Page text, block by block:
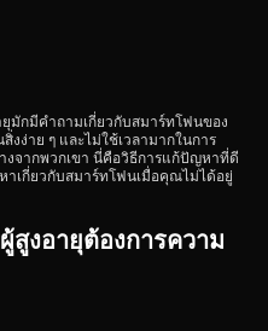
มักมีคำถามเกี่ยวกับสมาร์ทโฟนของ
งง่าย ๆ และไม่ใช้เวลามากในการ
งจากพวกเขา นี่คือวิธีการแก้ปัญหาที่ดี
เกี่ยวกับสมาร์ทโฟนเมื่อคุณไม่ได้อยู่
สูงอายุต้องการความ